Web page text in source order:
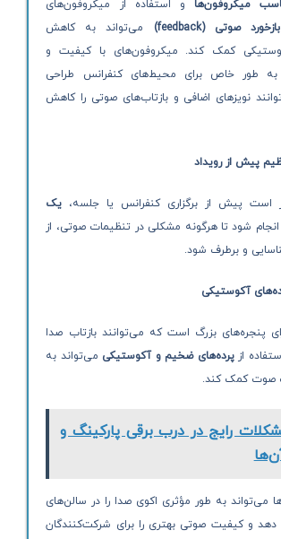
میکروفون‌ها و استفاده از میکروفون‌های
صوتی (feedback)
می‌تواند به کاهش
کمک کند. میکروفون‌های با کیفیت و
طور خاص برای محیط‌های کنفرانس طراحی
نویزهای اضافی و بازتاب‌های صوتی را کاهش
پیش از رویداد
است پیش از برگزاری کنفرانس یا جلسه، یک
انجام شود تا هرگونه مشکلی در تنظیمات صوتی، از
و برطرف شود.
آکوستیکی
پنجره‌های بزرگ است که می‌توانند بازتاب صدا
ازپرده‌های ضخیم و آکوستیکی می‌تواند به
صوت کمک کند.
رایج در درب برقی پارکینگ و
می‌تواند به طور مؤثری اکوی صدا را در سالن‌های
و کیفیت صوتی بهتری را برای شرکت‌کنندگان